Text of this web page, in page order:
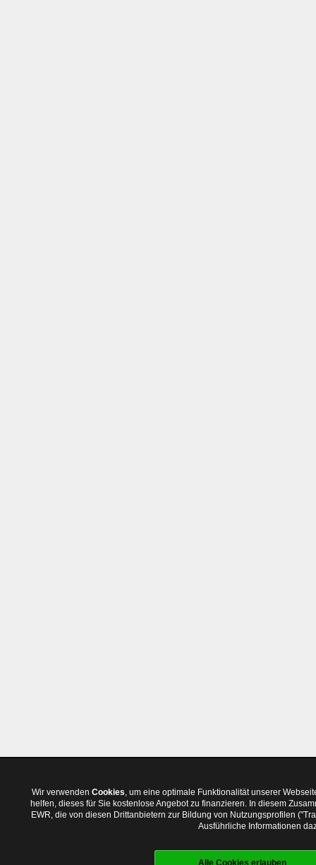
Wir verwenden Cookies, um eine optimale Funktionalität unserer
helfen, dieses für Sie kostenlose Angebot zu finanzieren. In diesem
EWR, die von diesen Drittanbietern zur Bildung von Nutzungsprofilen
Ausführliche Informationen
Alle Cookies erlauben